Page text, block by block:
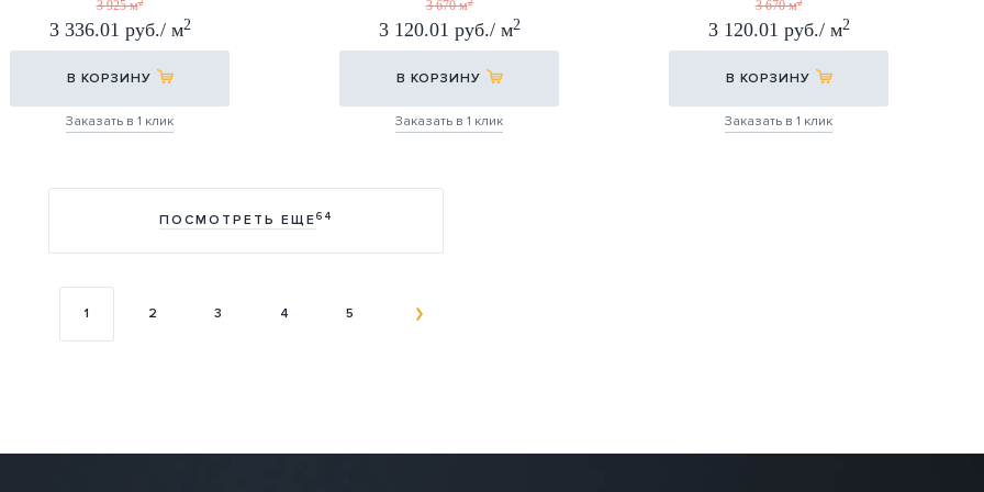
СТР.
30Х60
3 925 м
3 336.01 руб./ м2
В КОРЗИНУ
Заказать в 1 клик
СТР.
30Х60
3 670 м
3 120.01 руб./ м2
В КОРЗИНУ
Заказать в 1 клик
30Х60
3 670 м
3 120.01 руб./ м2
В КОРЗИНУ
Заказать в 1 клик
ПОСМОТРЕТЬ ЕЩЕ64
1 2 3 4 5